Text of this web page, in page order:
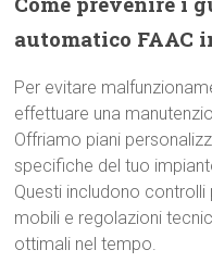
automatico FAAC
Per evitare
effettuare una
Offriamo piani
specifiche del tuo
Questi includono
mobili e regolazioni
ottimali nel tempo.